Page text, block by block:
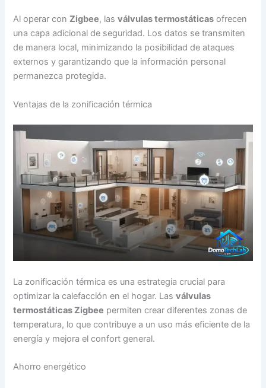
Al operar conZigbee, lasválvulas termostáticas ofrecen
una capa adicional de seguridad. Los datos se transmiten
de manera local, minimizando la posibilidad de ataques
externos y garantizando que la información personal
permanezca protegida.
Ventajas de la zonificación térmica
La zonificación térmica es una estrategia crucial para
optimizar la calefacción en el hogar. Lasválvulas
termostáticas Zigbee permiten crear diferentes zonas de
temperatura, lo que contribuye a un uso más eficiente de la
energía y mejora el confort general.
Ahorro energético